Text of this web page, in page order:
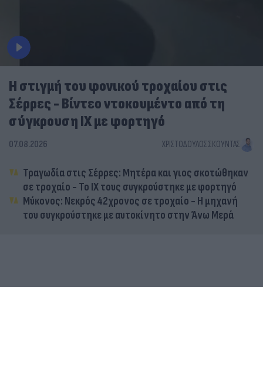
Η στιγμή του φονικού τροχαίου στις
Σέρρες - Βίντεο ντοκουμέντο από τη
σύγκρουση ΙΧ με φορτηγό
07.08.2026 ΧΡΙΣΤΌΔΟΥΛΟΣ ΣΚΟΎΝΤΑΣ
Τραγωδία στις Σέρρες: Μητέρα και γιος σκοτώθηκαν
σε τροχαίο - Το ΙΧ τους συγκρούστηκε με φορτηγό
Μύκονος: Νεκρός 42χρονος σε τροχαίο - Η μηχανή
του συγκρούστηκε με αυτοκίνητο στην Άνω Μερά